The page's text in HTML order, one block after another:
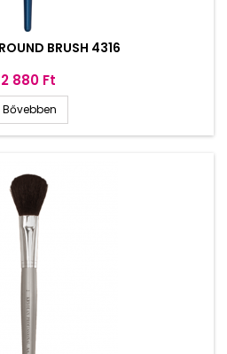
BRUSH 4316
Ár
2 880 Ft
Bővebben